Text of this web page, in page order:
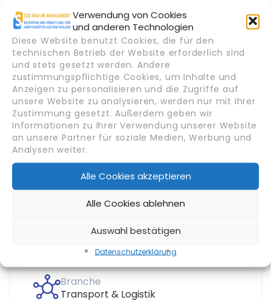
Verwendung von Cookies
und anderen Technologien
Diese Website benutzt Cookies, die für den
technischen Betrieb der Website erforderlich sind
und stets gesetzt werden. Andere
zustimmungspflichtige Cookies, um Inhalte und
Anzeigen zu personalisieren und die Zugriffe auf
unsere Website zu analysieren, werden nur mit Ihrer
Zustimmung gesetzt. Außerdem geben wir
Informationen zu Ihrer Verwendung unserer Website
an unsere Partner für soziale Medien, Werbung und
Analysen weiter.
Alle Cookies akzeptieren
Alle Cookies ablehnen
Auswahl bestätigen
Datenschutz­erklärung
Candidate Overview
Bildungsniveau
Bachelor-Abschluss
Alter
28 - 32 Jahre
Gehaltsvorstellung
3500
Geschlecht
Branche
Transport & Logistik